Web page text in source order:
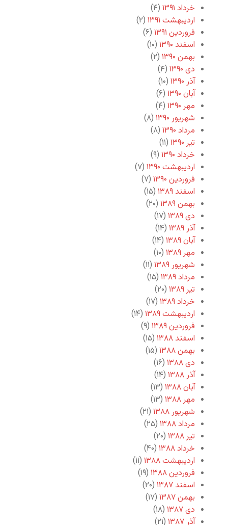
خرداد ۱۳۹۱
(۴)
اردیبهشت ۱۳۹۱
(۲)
فروردین ۱۳۹۱
(۶)
اسفند ۱۳۹۰
(۱۰)
بهمن ۱۳۹۰
(۲)
دی ۱۳۹۰
(۴)
آذر ۱۳۹۰
(۱۰)
آبان ۱۳۹۰
(۶)
مهر ۱۳۹۰
(۴)
شهریور ۱۳۹۰
(۸)
مرداد ۱۳۹۰
(۸)
تیر ۱۳۹۰
(۱۱)
خرداد ۱۳۹۰
(۹)
اردیبهشت ۱۳۹۰
(۷)
فروردین ۱۳۹۰
(۷)
اسفند ۱۳۸۹
(۱۵)
بهمن ۱۳۸۹
(۲۰)
دی ۱۳۸۹
(۱۷)
آذر ۱۳۸۹
(۱۴)
آبان ۱۳۸۹
(۱۴)
مهر ۱۳۸۹
(۱۰)
شهریور ۱۳۸۹
(۱۱)
مرداد ۱۳۸۹
(۱۵)
تیر ۱۳۸۹
(۲۰)
خرداد ۱۳۸۹
(۱۷)
اردیبهشت ۱۳۸۹
(۱۴)
فروردین ۱۳۸۹
(۹)
اسفند ۱۳۸۸
(۱۵)
بهمن ۱۳۸۸
(۱۵)
دی ۱۳۸۸
(۱۶)
آذر ۱۳۸۸
(۱۴)
آبان ۱۳۸۸
(۱۳)
مهر ۱۳۸۸
(۱۳)
شهریور ۱۳۸۸
(۲۱)
مرداد ۱۳۸۸
(۲۵)
تیر ۱۳۸۸
(۲۰)
خرداد ۱۳۸۸
(۴۰)
اردیبهشت ۱۳۸۸
(۱۱)
فروردین ۱۳۸۸
(۱۹)
اسفند ۱۳۸۷
(۲۰)
بهمن ۱۳۸۷
(۱۷)
دی ۱۳۸۷
(۱۸)
آذر ۱۳۸۷
(۲۱)